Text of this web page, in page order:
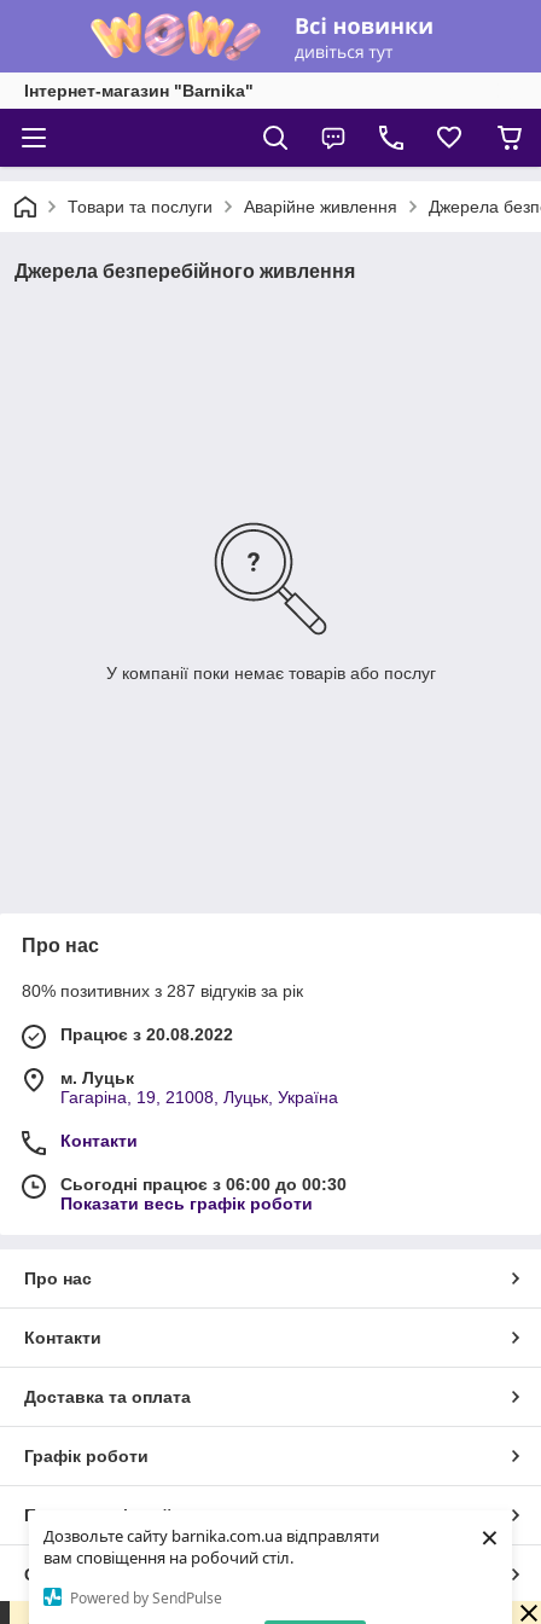
Дозвольте сайту barnika.com.ua відправляти
вам сповіщення на робочий стіл.
Powered by SendPulse
×
Інтернет-магазин "Barnika"
Товари та послуги Аварійне живлення Джерела
Джерела безперебійного живлення
У компанії поки немає товарів або послуг
Про нас
80% позитивних з 287 відгуків за рік
Працює з 20.08.2022
м. Луцьк
Гагаріна, 19, 21008, Луцьк, Україна
Контакти
Сьогодні працює з 06:00 до 00:30
Показати весь графік роботи
Про нас
Контакти
Доставка та оплата
Графік роботи
Повна версія сайту
Сайт створено на маркетплейсі